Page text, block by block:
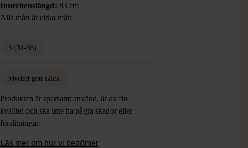
Innerbenslängd: 83 cm
Alla mått är cirka mått
S (34-36)
Mycket gott skick
Produkten är sparsamt använd, är av fin
kvalitet och ska inte ha några skador eller
förslitningar.
Läs mer om hur vi bedömer